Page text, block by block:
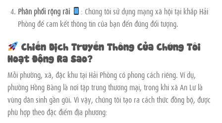
Phân phối rộng rãi
: Chúng tôi sử dụng mạng xã hội tại khắp Hải
Phòng để cam kết thông tin của bạn đến đúng đối tượng.
Chiến Dịch Truyền Thông Của Chúng Tôi
Hoạt Động Ra Sao?
Mỗi phường, xã, đặc khu tại Hải Phòng có phong cách riêng. Ví dụ,
phường Hồng Bàng là nơi tập trung thương mại, trong khi xã An Lư là
vùng dân sinh gần gũi. Vì vậy, chúng tôi tạo ra cách thức đồng bộ, được
phù hợp theo đặc điểm địa phương: